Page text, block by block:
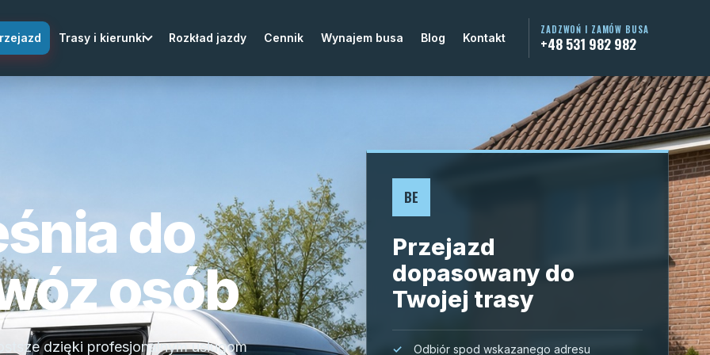
Trasy i kierunki Rozkład jazdy Cennik Wynajem busa Blog Kontakt
ZADZWOŃ I ZAMÓW BUSA
+48 531 982 982
do
osób
dzięki profesjonalnym usługom
BE
Przejazd
dopasowany do
Twojej trasy
Odbiór spod wskazanego adresu